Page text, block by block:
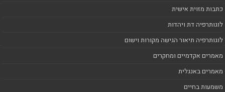
כתבות מזוית אישית
לוגותרפיה דת ויהדות
לוגותרפיה תיאור הגישה מקורות וישום
מאמרים אקדמיים ומחקרים
מאמרים באנגלית
משמעות בחיים